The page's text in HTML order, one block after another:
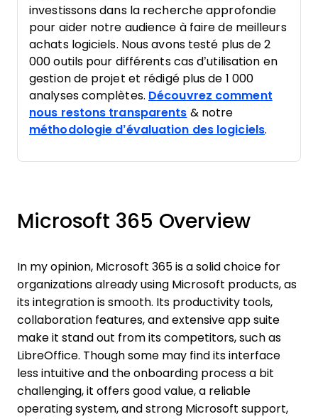
investissons dans la recherche approfondie
pour aider notre audience à faire de meilleurs
achats logiciels. Nous avons testé plus de 2
000 outils pour différents cas d’utilisation en
gestion de projet et rédigé plus de 1 000
analyses complètes. Découvrez comment
nous restons transparents & notre
méthodologie d’évaluation des logiciels.
Microsoft 365 Overview
In my opinion, Microsoft 365 is a solid choice for
organizations already using Microsoft products, as
its integration is smooth. Its productivity tools,
collaboration features, and extensive app suite
make it stand out from its competitors, such as
LibreOffice. Though some may find its interface
less intuitive and the onboarding process a bit
challenging, it offers good value, a reliable
operating system, and strong Microsoft support,